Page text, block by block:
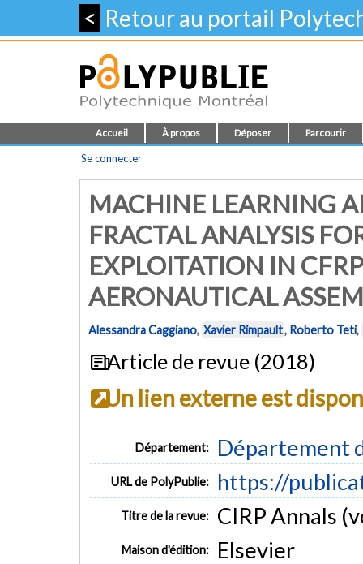
< Retour au portail
Accueil À propos Déposer Parcourir
Se connecter
MACHINE LEARNING
FRACTAL ANALYSIS
EXPLOITATION IN
AERONAUTICAL
Alessandra Caggiano, Xavier Rimpault, Roberto Teti,
Article de revue (2018)
Un lien externe est
Département: Département
URL de PolyPublie: https://
Titre de la revue: CIRP Annals
Maison d'édition: Elsevier